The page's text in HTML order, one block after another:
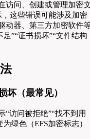
访问、创建或管理加密
这些错误可能涉及加密
动器、第三方加密软件
”“证书损坏”“文件结构
坏（最常见）
“访问被拒绝”“找不到用
绿色（EFS加密标志）